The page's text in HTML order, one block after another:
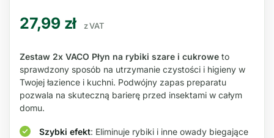
27,99 zł z VAT
Zestaw 2x VACO Płyn na rybiki szare i cukrowe to
sprawdzony sposób na utrzymanie czystości i higieny w
Twojej łazience i kuchni. Podwójny zapas preparatu
pozwala na skuteczną barierę przed insektami w całym
domu.
Szybki efekt: Eliminuje rybiki i inne owady biegające